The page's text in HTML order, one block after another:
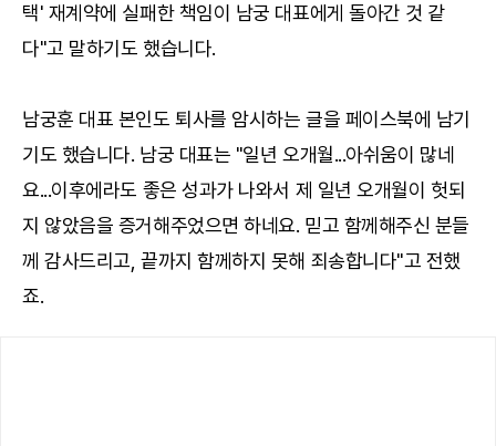
택' 재계약에 실패한 책임이 남궁 대표에게 돌아간 것 같
다"고 말하기도 했습니다.
남궁훈 대표 본인도 퇴사를 암시하는 글을 페이스북에 남기
기도 했습니다. 남궁 대표는 "일년 오개월...아쉬움이 많네
요...이후에라도 좋은 성과가 나와서 제 일년 오개월이 헛되
지 않았음을 증거해주었으면 하네요. 믿고 함께해주신 분들
께 감사드리고, 끝까지 함께하지 못해 죄송합니다"고 전했
죠.